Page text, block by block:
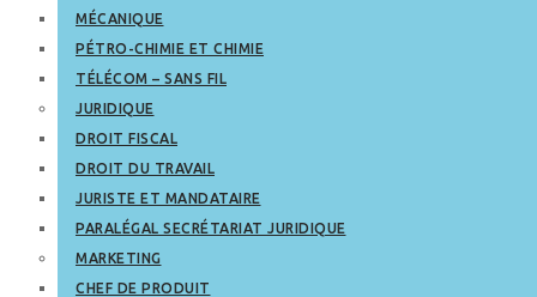
MÉCANIQUE
PÉTRO-CHIMIE ET CHIMIE
TÉLÉCOM – SANS FIL
JURIDIQUE
DROIT FISCAL
DROIT DU TRAVAIL
JURISTE ET MANDATAIRE
PARALÉGAL SECRÉTARIAT JURIDIQUE
MARKETING
CHEF DE PRODUIT